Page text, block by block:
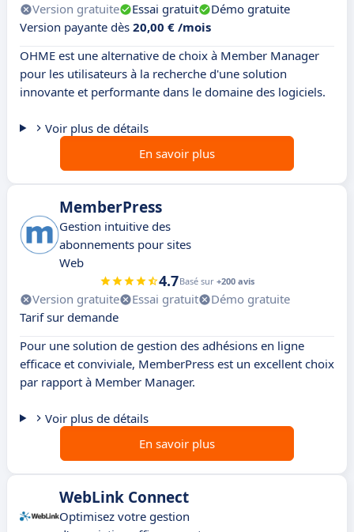
Version gratuite Essai gratuit
Démo gratuite
Version payante dès 20,00 € /mois
OHME est une alternative de choix à Member Manager
pour les utilisateurs à la recherche d'une solution
innovante et performante dans le domaine des logiciels.
Voir plus de détails
En savoir plus
MemberPress
Gestion intuitive des
abonnements pour sites
Web
4.7Basé sur +200 avis
Version gratuite Essai gratuit
Démo gratuite
Tarif sur demande
Pour une solution de gestion des adhésions en ligne
efficace et conviviale, MemberPress est un excellent choix
par rapport à Member Manager.
Voir plus de détails
En savoir plus
WebLink Connect
Optimisez votre gestion